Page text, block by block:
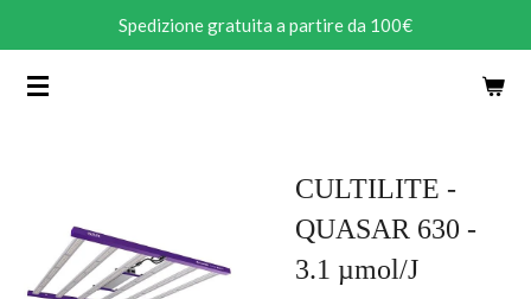
contenuto
Spedizione gratuita a partire da 100€
CULTILITE -
QUASAR 630 -
3.1 µmol/J